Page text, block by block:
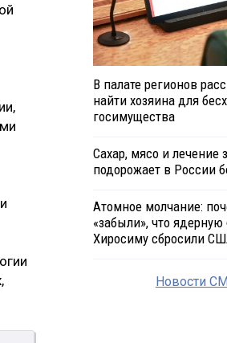
В палате регионов
найти хозяина для
госимущества
Сахар, мясо и лечение
подорожает в России
Атомное молчание:
«забыли», что
Хиросиму сбросили
Новости